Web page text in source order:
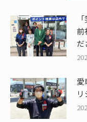
前
だ
愛